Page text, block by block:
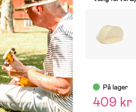
På lager
409 kr